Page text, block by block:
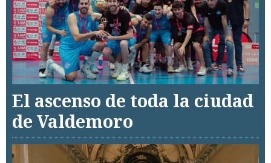
El ascenso de toda la ciudad
de Valdemoro